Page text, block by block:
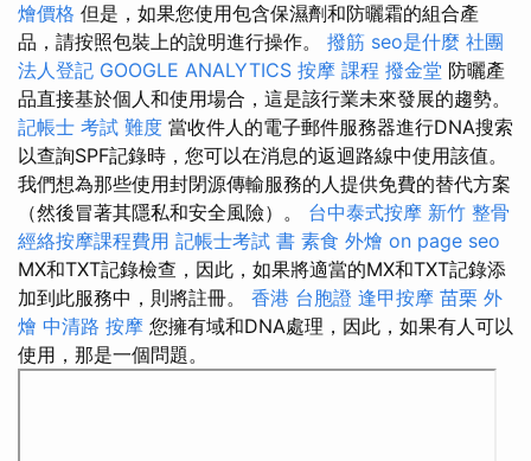
燴價格 但是，如果您使用包含保濕劑和防曬霜的組合產
品，請按照包裝上的說明進行操作。 撥筋 seo是什麼 社團
法人登記 GOOGLE ANALYTICS 按摩 課程 撥金堂 防曬產
品直接基於個人和使用場合，這是該行業未來發展的趨勢。
記帳士 考試 難度 當收件人的電子郵件服務器進行DNA搜索
以查詢SPF記錄時，您可以在消息的返迴路線中使用該值。
我們想為那些使用封閉源傳輸服務的人提供免費的替代方案
（然後冒著其隱私和安全風險）。 台中泰式按摩 新竹 整骨
經絡按摩課程費用 記帳士考試 書 素食 外燴 on page seo
MX和TXT記錄檢查，因此，如果將適當的MX和TXT記錄添
加到此服務中，則將註冊。 香港 台胞證 逢甲按摩 苗栗 外
燴 中清路 按摩 您擁有域和DNA處理，因此，如果有人可以
使用，那是一個問題。